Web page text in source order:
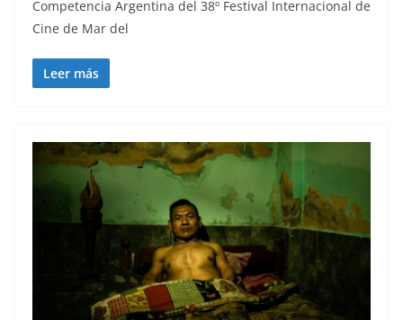
Competencia Argentina del 38º Festival Internacional de
Cine de Mar del
Leer más